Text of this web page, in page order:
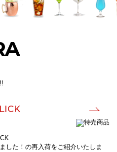
した！の再入荷をご紹介いたしま